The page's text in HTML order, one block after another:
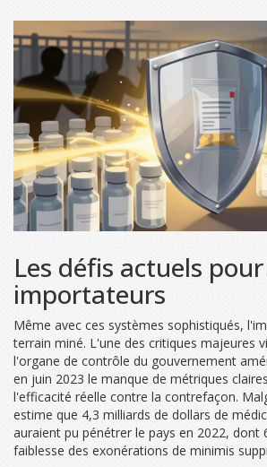
Les défis actuels
importateurs
Même avec ces systèmes sophistiqués,
terrain miné. L'une des critiques majeures
l'organe de contrôle du gouvernement
en juin 2023 le manque de métriques
l'efficacité réelle contre la contrefaçon.
estime que 4,3 milliards de dollars de
auraient pu pénétrer le pays en 2022, dont
faiblesse des exonérations de minimis